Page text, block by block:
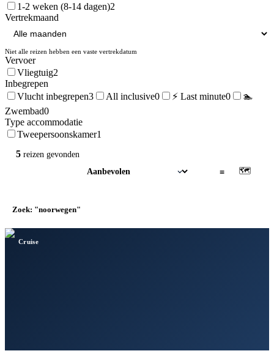
1-2 weken (8-14 dagen)2
Vertrekmaand
Niet alle reizen hebben een vaste vertrekdatum
Vervoer
Vliegtuig2
Inbegrepen
Vlucht inbegrepen3 All inclusive0 ⚡ Last minute0
🏊
Zwembad0
Type accommodatie
Tweepersoonskamer1
5 reizen gevonden
≡ 🗺
Zoek: "noorwegen"
Cruise